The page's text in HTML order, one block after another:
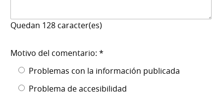
Quedan 128 caracter(es)
Motivo del comentario: *
Problemas con la información publicada
Problema de accesibilidad